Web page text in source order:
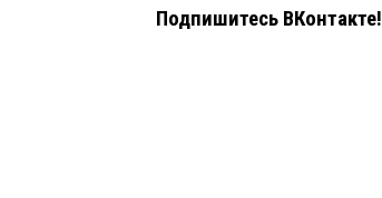
Подпишитесь ВКонтакте!